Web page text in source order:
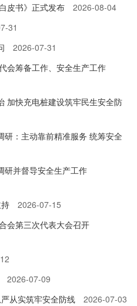
皮书》正式发布
2026-08-04
31
2026-07-31
会筹备工作、安全生产工作
加快充电桩建设筑牢民生安全防
研：主动靠前精准服务 统筹安全
研并督导安全生产工作
2026-07-15
会第三次代表大会召开
2026-07-09
从实筑牢安全防线
2026-07-03